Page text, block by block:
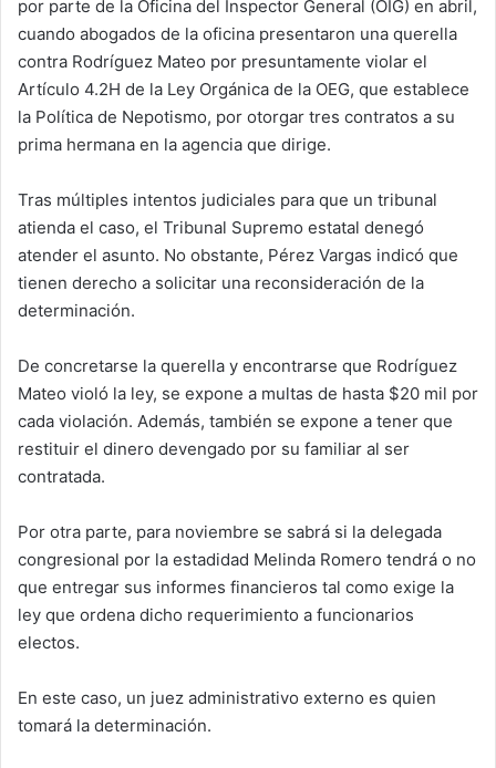
por parte de la Oficina del Inspector General (OIG) en abril,
cuando abogados de la oficina presentaron una querella
contra Rodríguez Mateo por presuntamente violar el
Artículo 4.2H de la Ley Orgánica de la OEG, que establece
la Política de Nepotismo, por otorgar tres contratos a su
prima hermana en la agencia que dirige.
Tras múltiples intentos judiciales para que un tribunal
atienda el caso, el Tribunal Supremo estatal denegó
atender el asunto. No obstante, Pérez Vargas indicó que
tienen derecho a solicitar una reconsideración de la
determinación.
De concretarse la querella y encontrarse que Rodríguez
Mateo violó la ley, se expone a multas de hasta $20 mil por
cada violación. Además, también se expone a tener que
restituir el dinero devengado por su familiar al ser
contratada.
Por otra parte, para noviembre se sabrá si la delegada
congresional por la estadidad Melinda Romero tendrá o no
que entregar sus informes financieros tal como exige la
ley que ordena dicho requerimiento a funcionarios
electos.
En este caso, un juez administrativo externo es quien
tomará la determinación.